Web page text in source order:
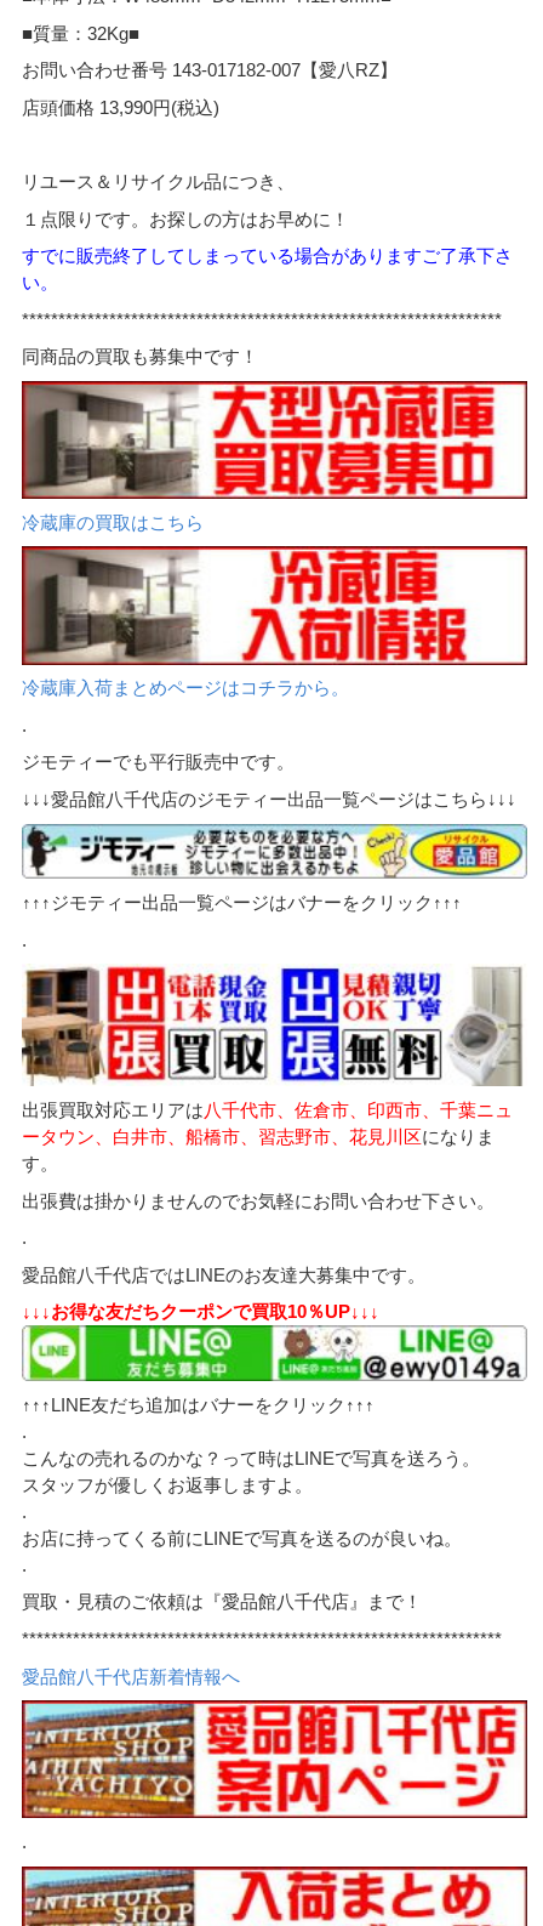
■質量：32Kg■
お問い合わせ番号 143-017182-007【愛八RZ】
店頭価格 13,990円(税込)
リユース＆リサイクル品につき、
１点限りです。お探しの方はお早めに！
すでに販売終了してしまっている場合がありますご了承下さ
い。
******************************************************************
同商品の買取も募集中です！
冷蔵庫の買取はこちら
冷蔵庫入荷まとめページはコチラから。
.
ジモティーでも平行販売中です。
↓↓↓愛品館八千代店のジモティー出品一覧ページはこちら↓↓↓
↑↑↑ジモティー出品一覧ページはバナーをクリック↑↑↑
.
出張買取対応エリアは八千代市、佐倉市、印西市、千葉ニュ
ータウン、白井市、船橋市、習志野市、花見川区になりま
す。
出張費は掛かりませんのでお気軽にお問い合わせ下さい。
.
愛品館八千代店ではLINEのお友達大募集中です。
↓↓↓お得な友だちクーポンで買取10％UP↓↓↓
↑↑↑LINE友だち追加はバナーをクリック↑↑↑
.
こんなの売れるのかな？って時はLINEで写真を送ろう。
スタッフが優しくお返事しますよ。
.
お店に持ってくる前にLINEで写真を送るのが良いね。
.
買取・見積のご依頼は『愛品館八千代店』まで！
******************************************************************
愛品館八千代店新着情報へ
.